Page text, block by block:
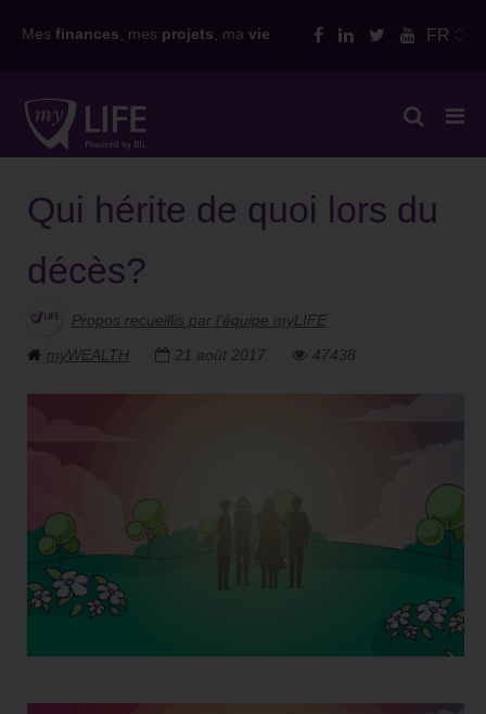
to
Mes finances , mes projets , ma vie FR
Qui hérite de quoi lors du
décès?
Propos recueillis par l'équipe myLIFE
myWEALTH
21 août 2017 47438